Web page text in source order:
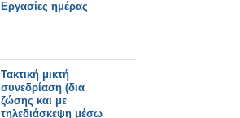
Εργασίες ημέρας
Τακτική μικτή
συνεδρίαση (δια
ζώσης και με
τηλεδιάσκεψη μέσω